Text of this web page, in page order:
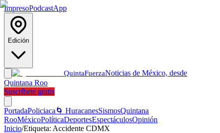
ImpresoPodcastApp
Edición
QuintaFuerzaNoticias de México, desde
Quintana Roo
Suscríbete gratis
PortadaPoliciaca 🌀 HuracanesSismosQuintana
RooMéxicoPolíticaDeportesEspectáculosOpinión
Inicio/Etiqueta: Accidente CDMX